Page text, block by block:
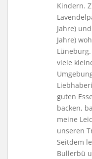
Kindern.
Jahre)
Jahre)
viele
guten
backen,
meine
unseren
Seitdem
Bullerbü